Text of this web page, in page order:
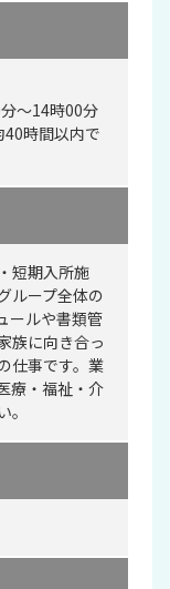
～14時00分
時間以内で
短期入所施
ループ全体の
ールや書類管
族に向き合っ
仕事です。業
療・福祉・介